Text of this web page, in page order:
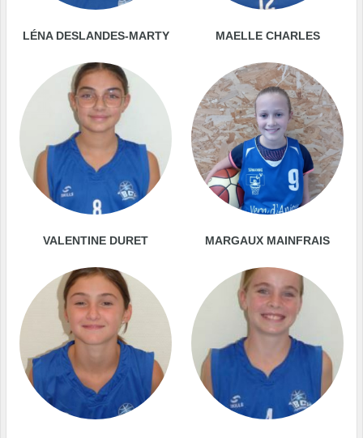
LÉNA DESLANDES-MARTY MAELLE CHARLES
VALENTINE DURET MARGAUX MAINFRAIS